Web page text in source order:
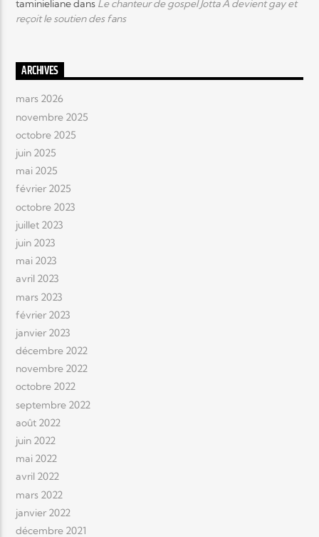
taminielianedans Le chanteur de gospel Jotta A devient gay et
reçoit le soutien des fans
ARCHIVES
mars 2026
novembre 2025
octobre 2025
juin 2025
mai 2025
février 2025
octobre 2023
juillet 2023
juin 2023
mai 2023
avril 2023
mars 2023
février 2023
janvier 2023
décembre 2022
novembre 2022
octobre 2022
septembre 2022
août 2022
juin 2022
mai 2022
avril 2022
mars 2022
janvier 2022
décembre 2021